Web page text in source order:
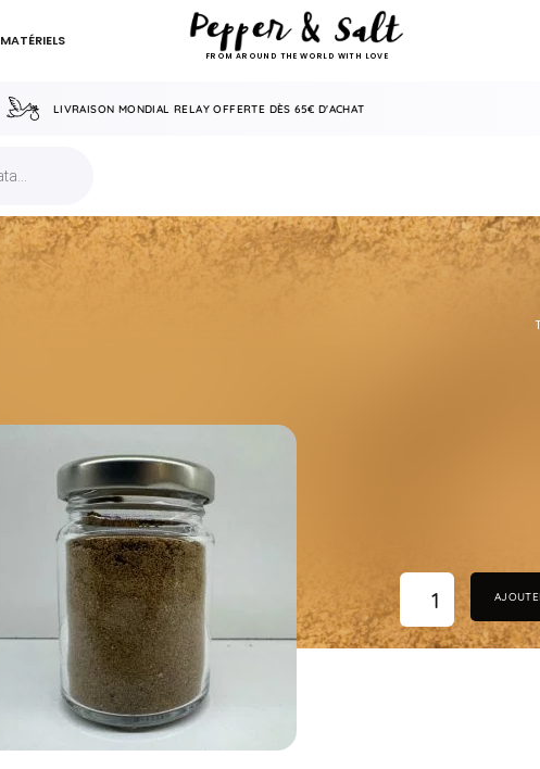
MATÉRIELS
FROM AROUND THE WORLD WITH LOVE
LIVRAISON MONDIAL RELAY OFFERTE DÈS 65€ D'ACHAT